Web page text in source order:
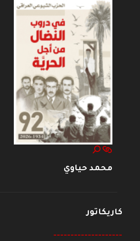
محمد حياوي
كاريكاتور
--------------------